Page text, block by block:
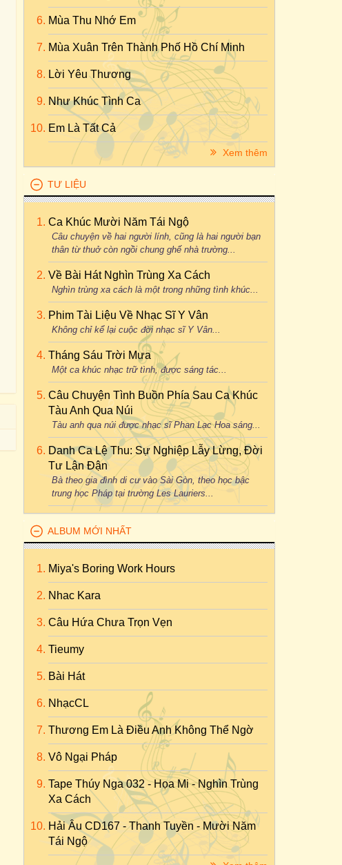
Mùa Thu Nhớ Em
Mùa Xuân Trên Thành Phố Hồ Chí Minh
Lời Yêu Thương
Như Khúc Tình Ca
Em Là Tất Cả
Xem thêm
TƯ LIỆU
Ca Khúc Mười Năm Tái Ngộ
Câu chuyện về hai người lính, cũng là hai người bạn
thân từ thuở còn ngồi chung ghế nhà trường...
Về Bài Hát Nghìn Trùng Xa Cách
Nghìn trùng xa cách là một trong những tình khúc...
Phim Tài Liệu Về Nhạc Sĩ Y Vân
Không chỉ kể lại cuộc đời nhạc sĩ Y Vân...
Tháng Sáu Trời Mưa
Một ca khúc nhạc trữ tình, được sáng tác...
Câu Chuyện Tình Buồn Phía Sau Ca Khúc
Tàu Anh Qua Núi
Tàu anh qua núi được nhạc sĩ Phan Lạc Hoa sáng...
Danh Ca Lệ Thu: Sự Nghiệp Lẫy Lừng, Đời
Tư Lận Đận
Bà theo gia đình di cư vào Sài Gòn, theo học bậc
trung học Pháp tại trường Les Lauriers...
ALBUM MỚI NHẤT
Miya's Boring Work Hours
Nhac Kara
Câu Hứa Chưa Trọn Vẹn
Tieumy
Bài Hát
NhạcCL
Thương Em Là Điều Anh Không Thể Ngờ
Vô Ngại Pháp
Tape Thúy Nga 032 - Họa Mi - Nghìn Trùng
Xa Cách
Hải Âu CD167 - Thanh Tuyền - Mười Năm
Tái Ngộ